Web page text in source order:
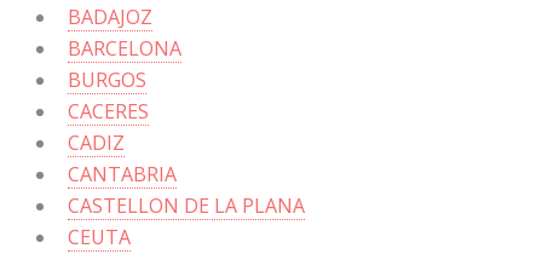
BADAJOZ
BARCELONA
BURGOS
CACERES
CADIZ
CANTABRIA
CASTELLON DE LA PLANA
CEUTA